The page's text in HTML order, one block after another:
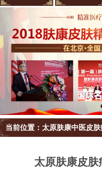
当前位置： 太原肤康中医皮
太原肤康皮肤